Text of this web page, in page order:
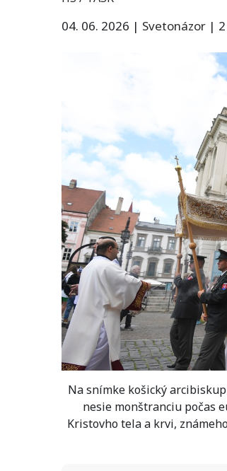
04. 06. 2026 | Svetonázor |
Na snímke košický
nesie monštranciu počas
Kristovho tela a krvi,